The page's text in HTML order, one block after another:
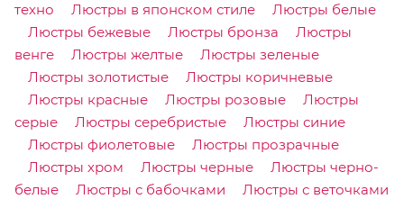
техно
Люстры в японском стиле
Люстры белые
Люстры бежевые
Люстры бронза
Люстры
венге
Люстры желтые
Люстры зеленые
Люстры золотистые
Люстры коричневые
Люстры красные
Люстры розовые
Люстры
серые
Люстры серебристые
Люстры синие
Люстры фиолетовые
Люстры прозрачные
Люстры хром
Люстры черные
Люстры черно-
белые
Люстры с бабочками
Люстры с веточками